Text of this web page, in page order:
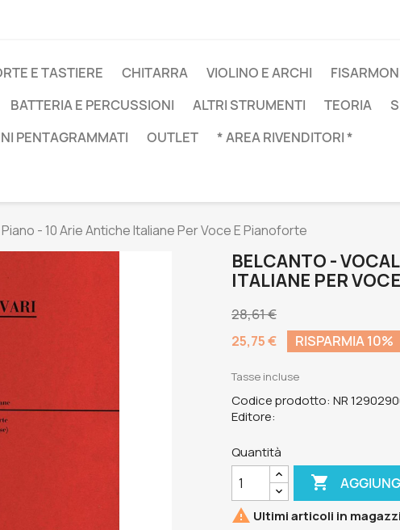
E TASTIERE CHITARRA VIOLINO E ARCHI
BATTERIA E PERCUSSIONI ALTRI STRUMENTI TEORIA
PENTAGRAMMATI
OUTLET * AREA RIVENDITORI *
- 10 Arie Antiche Italiane Per Voce E Pianoforte
BELCANTO -
ITALIANE PER
28,61 €
25,75 €
RISPARMIA 10%
Tasse incluse
Codice prodotto: NR
Editore:
Quantità

 Ultimi articoli in